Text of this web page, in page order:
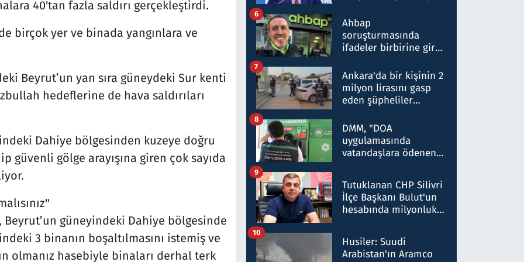
40'tan fazla saldırı gerçekleştirdi.
birçok yer ve binada yangınlara ve
Beyrut’un yan sıra güneydeki Sur kenti
hedeflerine de hava saldırıları
Dahiye bölgesinden kuzeye doğru
gölge arayışına giren çok sayıda
güneyindeki Dahiye bölgesinde
3 binanın boşaltılmasını istemiş ve
olmanız hasebiyle binaları derhal terk
nitelikte olduğunu
belirtti
Ahbap
soruşturmasında
ifadeler birbirine girdi:
ifadelerinden ortaya
çıkan tablo şok etti
6
Ankara'da bir kişinin 2
milyon lirasını gasp
eden şüpheliler
7
DMM, "DOA
uygulamasında
vatandaşlara ödenen
düşürüldüğü" iddiasını
yalanladı
8
Tutuklanan CHP Silivri
İlçe Başkanı Bulut'un
hesabında milyonluk
talimat verdi, ben
gönderdim
9
Husiler: Suudi
Arabistan'ın Aramco
10